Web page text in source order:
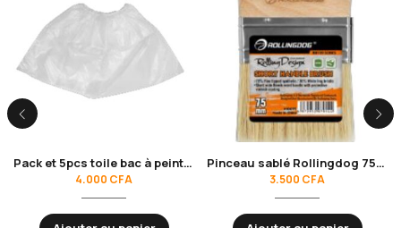
Pack et 5pcs toile bac à peinture Rollingdog 20128
4.000 CFA
Pinceau sablé Rollingdog 75mm 10695
3.500 CFA